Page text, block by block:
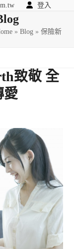
登入
»Blog »保險新
致敬 全
愛